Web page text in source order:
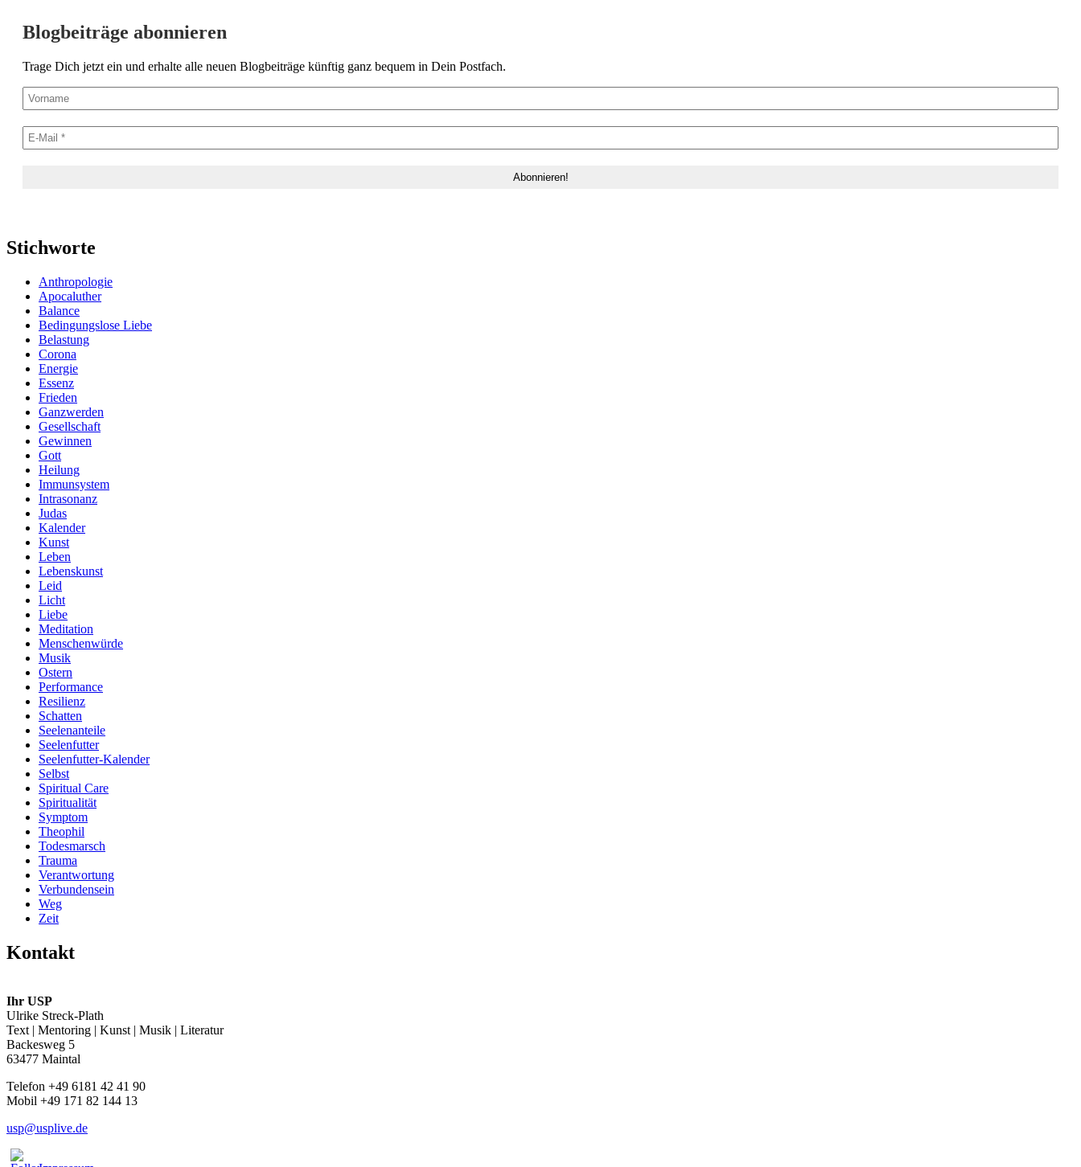
Blogbeiträge abonnieren
Trage Dich jetzt ein und erhalte alle neuen Blogbeiträge künftig ganz bequem in Dein Postfach.
Stichworte
Anthropologie
Apocaluther
Balance
Bedingungslose Liebe
Belastung
Corona
Energie
Essenz
Frieden
Ganzwerden
Gesellschaft
Gewinnen
Gott
Heilung
Immunsystem
Intrasonanz
Judas
Kalender
Kunst
Leben
Lebenskunst
Leid
Licht
Liebe
Meditation
Menschenwürde
Musik
Ostern
Performance
Resilienz
Schatten
Seelenanteile
Seelenfutter
Seelenfutter-Kalender
Selbst
Spiritual Care
Spiritualität
Symptom
Theophil
Todesmarsch
Trauma
Verantwortung
Verbundensein
Weg
Zeit
Kontakt
Ihr USP
Ulrike Streck-Plath
Text | Mentoring | Kunst | Musik | Literatur
Backesweg 5
63477 Maintal
Telefon +49 6181 42 41 90
Mobil +49 171 82 144 13
usp@usplive.de